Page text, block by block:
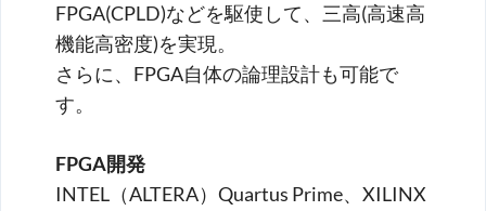
FPGA(CPLD)などを駆使して、三高(高速高
機能高密度)を実現。
さらに、FPGA自体の論理設計も可能で
す。
FPGA開発
INTEL（ALTERA）Quartus Prime、XILINX